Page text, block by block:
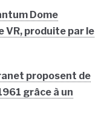
Dome
VR, produite par le
proposent de
grâce à un